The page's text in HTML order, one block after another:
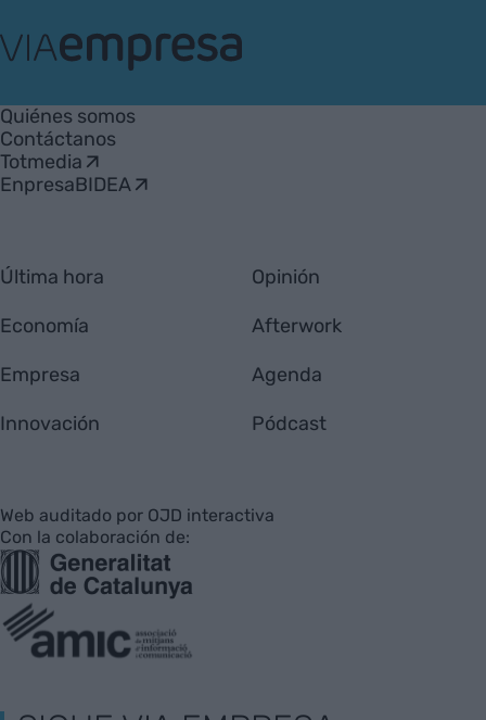
Empresa
Quiénes somos
Contáctanos
Totmedia
EnpresaBIDEA
Última hora
Economía
Empresa
Innovación
Opinión
Afterwork
Agenda
Pódcast
Web auditado por OJD interactiva
Con la colaboración de: